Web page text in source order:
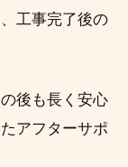
工事完了後の
後も長く安心
アフターサポ